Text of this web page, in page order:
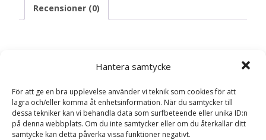
Hantera samtycke
För att ge en bra upplevelse använder vi teknik som cookies för att
lagra och/eller komma åt enhetsinformation. När du samtycker till
dessa tekniker kan vi behandla data som surfbeteende eller unika ID:n
på denna webbplats. Om du inte samtycker eller om du återkallar ditt
samtycke kan detta påverka vissa funktioner negativt.
Recensioner (0)
Det finns inga recensioner än.
Bli först med att recensera ”Kort “På
Dopdagen”(ljusblå)”